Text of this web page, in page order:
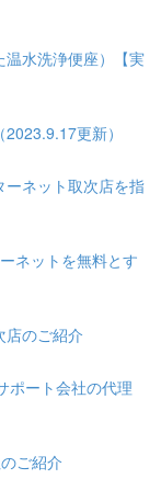
水洗浄便座）【実
更新）
ネット取次店を指
ネットを無料とす
のご紹介
ート会社の代理
ご紹介